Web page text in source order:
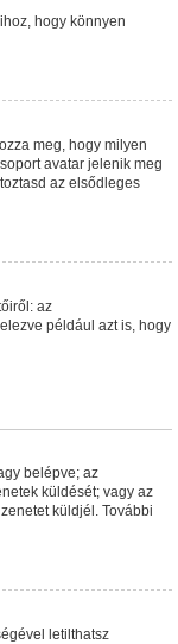
hogy könnyen
meg, hogy milyen
avatar jelenik meg
az elsődleges
az
például azt is, hogy
belépve; az
küldését; vagy az
küldjél. További
letilthatsz